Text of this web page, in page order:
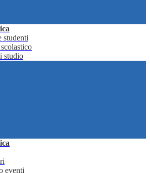
studenti
studio
eventi